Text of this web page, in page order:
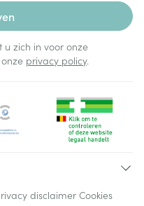
u zich in voor onze
privacy policy.
disclaimer Cookies